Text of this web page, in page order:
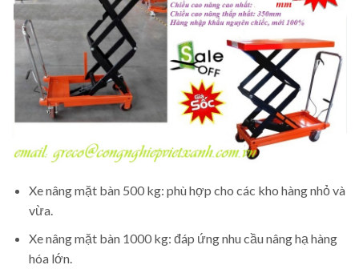
Xe nâng mặt bàn 500 kg: phù hợp cho các kho hàng nhỏ và
vừa.
Xe nâng mặt bàn 1000 kg: đáp ứng nhu cầu nâng hạ hàng
hóa lớn.